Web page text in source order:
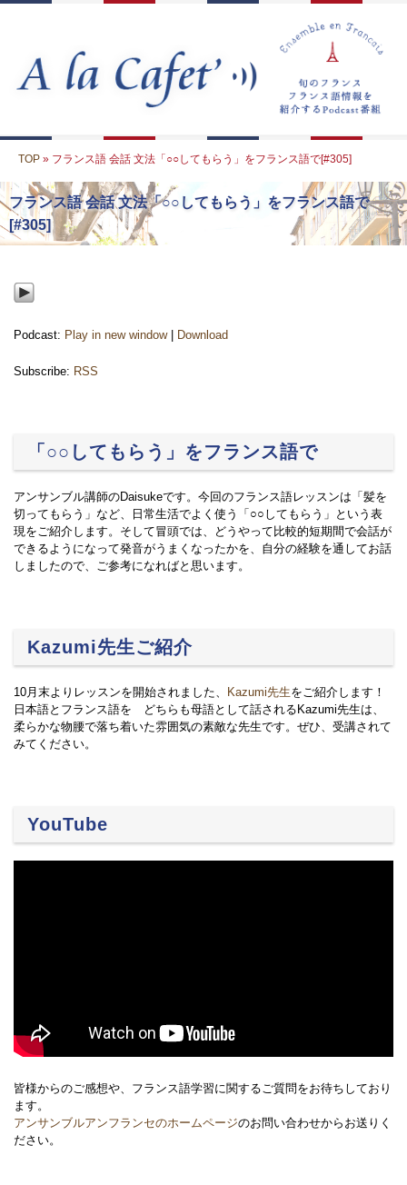
TOP » フランス語 会話 文法「○○してもらう」をフランス語で[#305]
フランス語 会話 文法「○○してもらう」をフランス語で
[#305]
Podcast: Play in new window| Download
Subscribe: RSS
「○○してもらう」をフランス語で
アンサンブル講師のDaisukeです。今回のフランス語レッスンは「髪を
切ってもらう」など、日常生活でよく使う「○○してもらう」という表
現をご紹介します。そして冒頭では、どうやって比較的短期間で会話が
できるようになって発音がうまくなったかを、自分の経験を通してお話
しましたので、ご参考になればと思います。
Kazumi先生ご紹介
10月末よりレッスンを開始されました、 Kazumi先生をご紹介します！
日本語とフランス語を どちらも母語として話されるKazumi先生は、
柔らかな物腰で落ち着いた雰囲気の素敵な先生です。ぜひ、受講されて
みてください。
YouTube
皆様からのご感想や、フランス語学習に関するご質問をお待ちしており
ます。
アンサンブルアンフランセのホームページのお問い合わせからお送りく
ださい。